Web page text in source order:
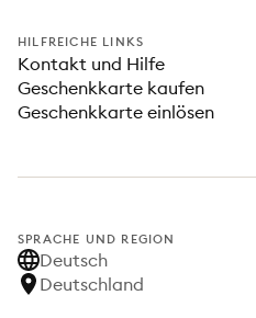
HILFREICHE LINKS
Kontakt und Hilfe
Geschenkkarte kaufen
Geschenkkarte einlösen
SPRACHE UND REGION
Deutsch
Deutschland